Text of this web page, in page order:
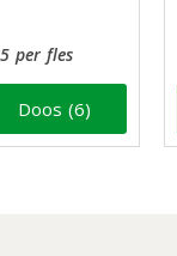
per fles
Doos (6)